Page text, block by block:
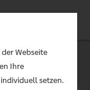
Webseite
Ihre
setzen.